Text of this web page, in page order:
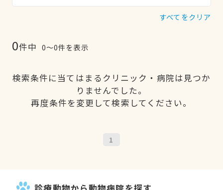
すべてをクリア
0件中 0〜0件を表示
検索条件に当てはまるクリニック・病院は見つか
りませんでした。
再度条件を変更して検索してください。
1